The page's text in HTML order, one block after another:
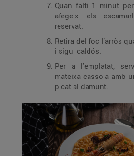
Quan falti 1 minut
afegeix els
reservat.
Retira del foc l’arròs
i sigui caldós.
Per a l'emplatat,
mateixa cassola amb
picat al damunt.